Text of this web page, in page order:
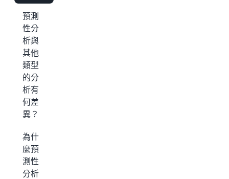
預測
性分
析與
其他
類型
的分
析有
何差
異？
為什
麼預
測性
分析